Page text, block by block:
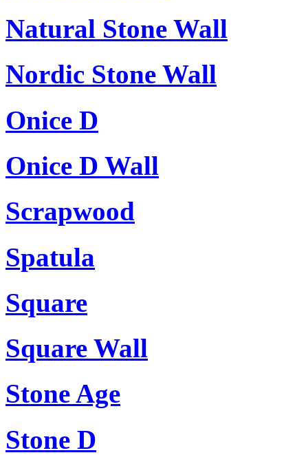
Natural Stone Wall
Nordic Stone Wall
Onice D
Onice D Wall
Scrapwood
Spatula
Square
Square Wall
Stone Age
Stone D